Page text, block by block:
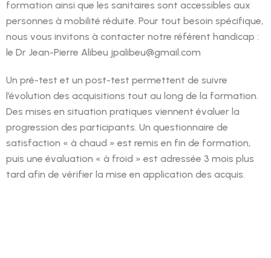
formation ainsi que les sanitaires sont accessibles aux
personnes à mobilité réduite. Pour tout besoin spécifique,
nous vous invitons à contacter notre référent handicap :
le Dr Jean-Pierre Alibeu jpalibeu@gmail.com
Un pré-test et un post-test permettent de suivre
l’évolution des acquisitions tout au long de la formation.
Des mises en situation pratiques viennent évaluer la
progression des participants. Un questionnaire de
satisfaction « à chaud » est remis en fin de formation,
puis une évaluation « à froid » est adressée 3 mois plus
tard afin de vérifier la mise en application des acquis.